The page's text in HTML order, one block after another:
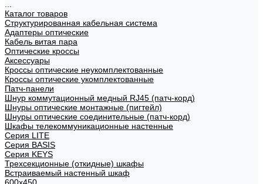
Каталог товаров
Структурированная кабельная система
Адаптеры оптические
Кабель витая пара
Оптические кроссы
Аксессуары
Кроссы оптические неукомплектованные
Кроссы оптические укомплектованные
Патч-панели
Шнур коммутационный медный RJ45 (патч-корд)
Шнуры оптические монтажные (пигтейл)
Шнуры оптические соединительные (патч-корд)
Шкафы телекоммуникационные настенные
Cерия LITE
Cерия BASIS
Cерия KEYS
Трехсекционные (откидные) шкафы
Встраиваемый настенный шкаф